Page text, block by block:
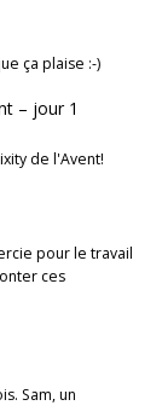
ça plaise :-)
– jour 1
de l'Avent!
pour le travail
ces
Sam, un